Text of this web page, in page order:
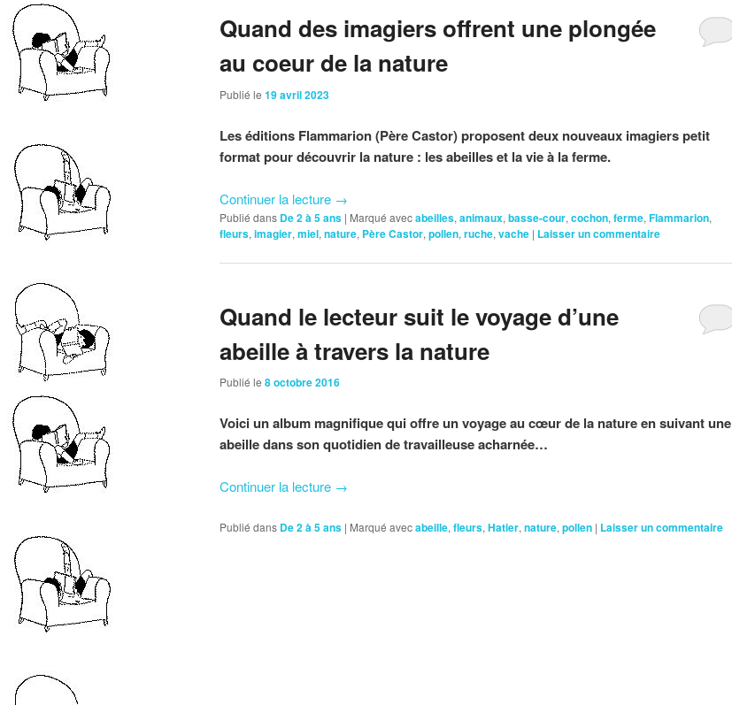
Quand des imagiers offrent une plongée
au coeur de la nature
Publié le 19 avril 2023
Les éditions Flammarion (Père Castor) proposent deux nouveaux imagiers petit
format pour découvrir la nature : les abeilles et la vie à la ferme.
Continuer la lecture →
Publié dans De 2 à 5 ans | Marqué avecabeilles, animaux, basse-cour, cochon, ferme, Flammarion,
fleurs, imagier, miel, nature, Père Castor, pollen, ruche, vache | Laisser un commentaire
Quand le lecteur suit le voyage d’une
abeille à travers la nature
Publié le 8 octobre 2016
Voici un album magnifique qui offre un voyage au cœur de la nature en suivant une
abeille dans son quotidien de travailleuse acharnée…
Continuer la lecture →
Publié dans De 2 à 5 ans | Marqué avecabeille, fleurs, Hatier, nature, pollen | Laisser un commentaire